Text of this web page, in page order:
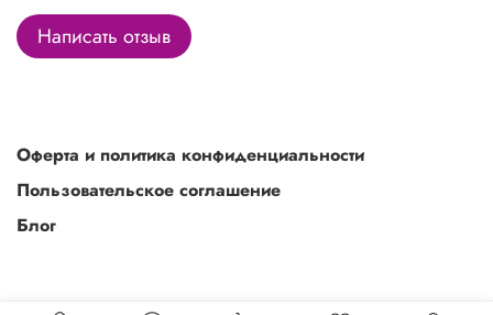
Написать отзыв
Оферта и политика конфиденциальности
Пользовательское соглашение
Блог